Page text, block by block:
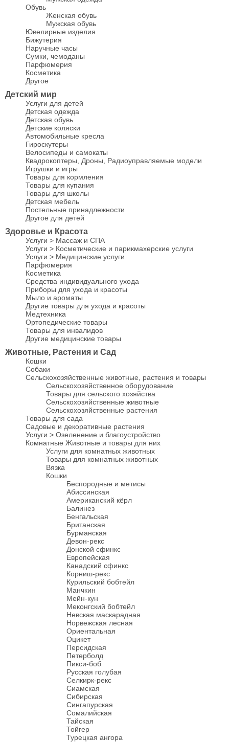
Обувь
Женская обувь
Мужская обувь
Ювелирные изделия
Бижутерия
Наручные часы
Сумки, чемоданы
Парфюмерия
Косметика
Другое
Детский мир
Услуги для детей
Детская одежда
Детская обувь
Детские коляски
Автомобильные кресла
Гироскутеры
Велосипеды и самокаты
Квадрокоптеры, Дроны, Радиоуправляемые модели
Игрушки и игры
Товары для кормления
Товары для купания
Товары для школы
Детская мебель
Постельные принадлежности
Другое для детей
Здоровье и Красота
Услуги > Массаж и СПА
Услуги > Косметические и парикмахерские услуги
Услуги > Медицинские услуги
Парфюмерия
Косметика
Средства индивидуального ухода
Приборы для ухода и красоты
Мыло и ароматы
Другие товары для ухода и красоты
Медтехника
Ортопедические товары
Товары для инвалидов
Другие медицинские товары
Животные, Растения и Сад
Кошки
Собаки
Сельскохозяйственные животные, растения и товары
Сельскохозяйственное оборудование
Товары для сельского хозяйства
Сельскохозяйственные животные
Сельскохозяйственные растения
Товары для сада
Садовые и декоративные растения
Услуги > Озеленение и благоустройство
Комнатные Животные и товары для них
Услуги для комнатных животных
Товары для комнатных животных
Вязка
Кошки
Беспородные и метисы
Абиссинская
Американский кёрл
Балинез
Бенгальская
Британская
Бурманская
Девон-рекс
Донской сфинкс
Европейская
Канадский сфинкс
Корниш-рекс
Курильский бобтейл
Манчкин
Мейн-кун
Меконгский бобтейл
Невская маскарадная
Норвежская лесная
Ориентальная
Оцикет
Персидская
Петерболд
Пикси-боб
Русская голубая
Селкирк-рекс
Сиамская
Сибирская
Сингапурская
Сомалийская
Тайская
Тойгер
Турецкая ангора